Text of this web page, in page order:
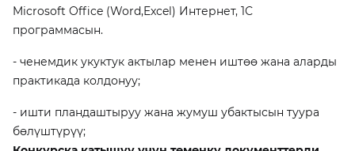
Microsoft Office (Word,Excel) Интернет, 1С
программасын.
- ченемдик укуктук актылар менен иштөө жана аларды
практикада колдонуу;
- ишти пландаштыруу жана жумуш убактысын туура
бөлүштүрүү;